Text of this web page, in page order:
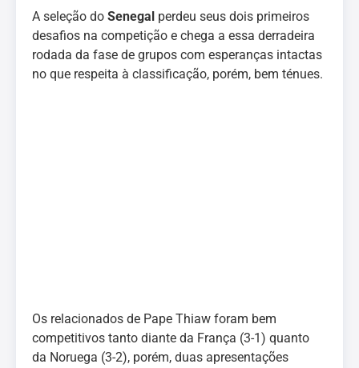
A seleção do Senegal perdeu seus dois primeiros
desafios na competição e chega a essa derradeira
rodada da fase de grupos com esperanças intactas
no que respeita à classificação, porém, bem ténues.
Os relacionados de Pape Thiaw foram bem
competitivos tanto diante da França (3-1) quanto
da Noruega (3-2), porém, duas apresentações